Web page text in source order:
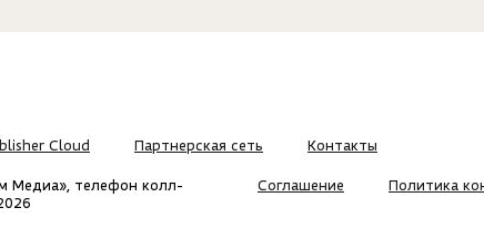
Cloud Партнерская сеть
Контакты
телефон колл-
Соглашение Политика